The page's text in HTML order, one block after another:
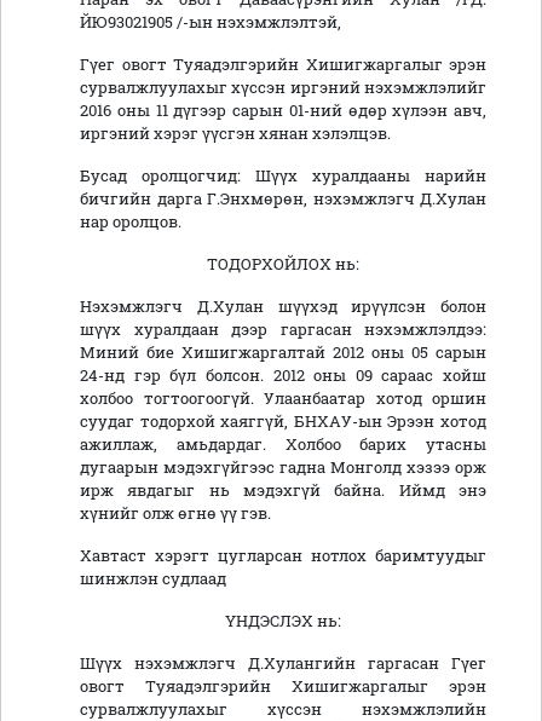
ЙЮ93021905 /-ын нэхэмжлэлтэй,
Гүег овогт Туяадэлгэрийн Хишигжаргалыг эрэн
сурвалжлуулахыг хүссэн иргэний нэхэмжлэлийг
2016 оны 11 дүгээр сарын 01-ний өдөр хүлээн авч,
иргэний хэрэг үүсгэн хянан хэлэлцэв.
Бусад оролцогчид: Шүүх хуралдааны нарийн
бичгийн дарга Г.Энхмөрөн, нэхэмжлэгч Д.Хулан
нар оролцов.
ТОДОРХОЙЛОХ нь:
Нэхэмжлэгч Д.Хулан шүүхэд ирүүлсэн болон
шүүх хуралдаан дээр гаргасан нэхэмжлэлдээ:
Миний бие Хишигжаргалтай 2012 оны 05 сарын
24-нд гэр бүл болсон. 2012 оны 09 сараас хойш
холбоо тогтоогоогүй. Улаанбаатар хотод оршин
суудаг тодорхой хаяггүй, БНХАУ-ын Эрээн хотод
ажиллаж, амьдардаг. Холбоо барих утасны
дугаарын мэдэхгүйгээс гадна Монголд хэзээ орж
ирж явдагыг нь мэдэхгүй байна. Иймд энэ
хүнийг олж өгнө үү гэв.
Хавтаст хэрэгт цугларсан нотлох баримтуудыг
шинжлэн судлаад
ҮНДЭСЛЭХ нь:
Шүүх нэхэмжлэгч Д.Хулангийн гаргасан Гүег
овогт Туяадэлгэрийн Хишигжаргалыг эрэн
сурвалжлуулахыг хүссэн нэхэмжлэлийн